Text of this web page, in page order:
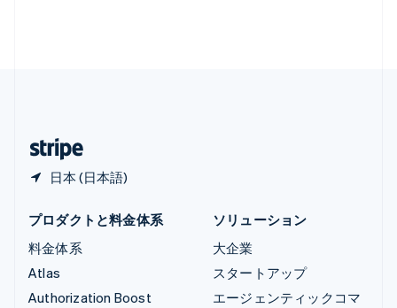
日本 (日本語)
プロダクトと料金体系
料金体系
Atlas
Authorization Boost
ソリューション
大企業
スタートアップ
エージェンティックコマ